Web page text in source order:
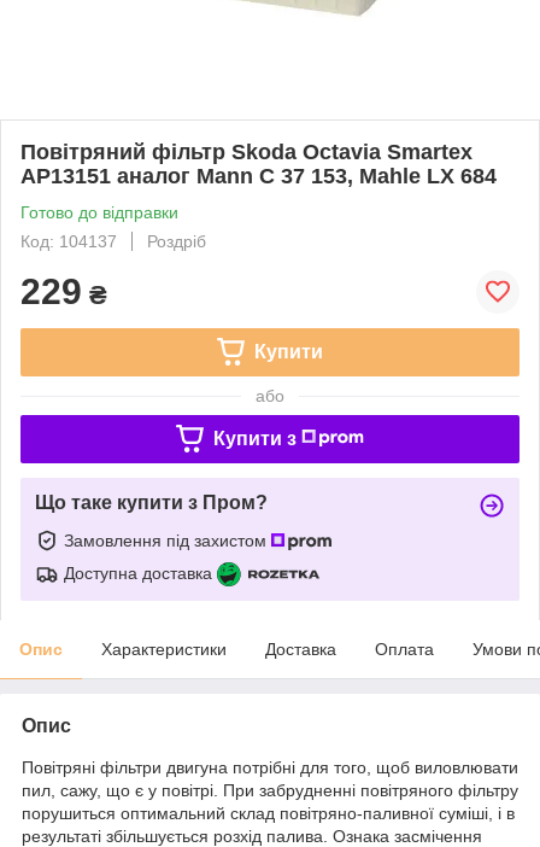
Повітряний фільтр Skoda Octavia Smartex
AP13151 аналог Mann C 37 153, Mahle LX 684
Готово до відправки
Код: 104137
Роздріб
229 ₴
Купити
або
Купити з
Що таке купити з Пром?
Замовлення під захистом
Доступна доставка
Опис Характеристики Доставка Оплата Умови
Опис
Повітряні фільтри двигуна потрібні для того, щоб виловлювати
пил, сажу, що є у повітрі. При забрудненні повітряного фільтру
порушиться оптимальний склад повітряно-паливної суміші, і в
результаті збільшується розхід палива. Ознака засмічення